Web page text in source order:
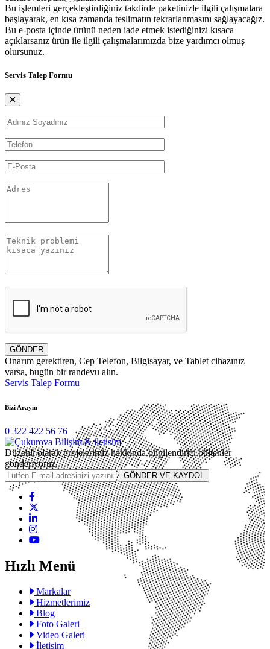
Bu işlemleri gerçekleştirdiğiniz takdirde paketinizle ilgili çalışmalara
başlayarak, en kısa zamanda teslimatın tekrarlanmasını sağlayacağız.
Bu e-posta içinde ürünü neden iade etmek istediğinizi kısaca
açıklarsanız ürün ile ilgili çalışmalarımızda bize yardımcı olmuş
olursunuz.
Servis Talep Formu
GÖNDER
Onarım gerektiren, Cep Telefon, Bilgisayar, ve Tablet cihazınız
varsa, bugün bir randevu alın.
Servis Talep Formu
Bizi Arayın
0 322 422 56 76
Düzenli olarak projelerimiz hakkında bilgilendirici bültenler
gönderiyoruz.
GÖNDER VE KAYDOL
Hızlı Menü
Markalar
Hizmetlerimiz
Blog
Foto Galeri
Video Galeri
İletişim